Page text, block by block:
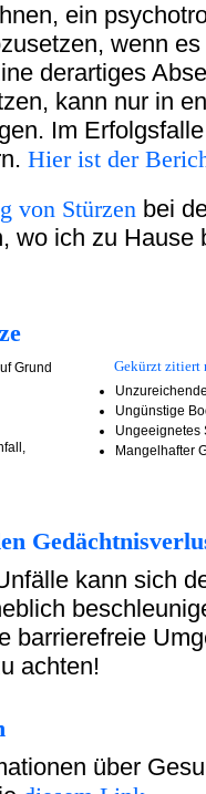
ein
wenn
derartiges
kann nur in
Im
Hier ist der
von Stürzen bei
wo ich zu Hause
Grund
Gekürzt zitiert
Ungünstige
Ungeeignetes
Mangelhafter
kann sich
barrierefreie
achten!
über